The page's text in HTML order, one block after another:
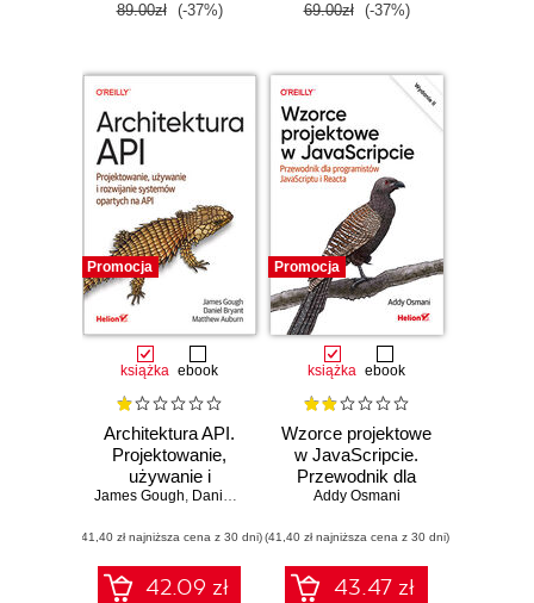
89.00zł (-37%) 69.00zł (-37%)
Promocja
książka ebook
Architektura API.
Projektowanie,
używanie i
rozwijanie
opartych na API
James Gough, Daniel Bryant Matthew Auburn
(41,40 zł najniższa cena z 30 dni)
42.09 zł
Promocja
książka ebook
Wzorce projektowe
w JavaScripcie.
Przewodnik dla
programistów
Reacta. Wydanie II
Addy Osmani
(41,40 zł najniższa cena z 30 dni)
43.47 zł